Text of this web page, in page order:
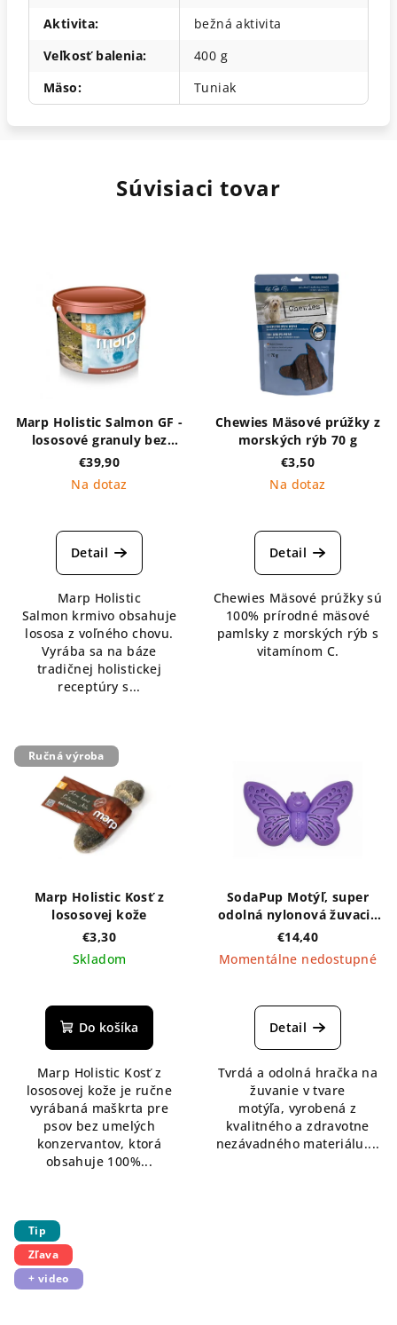
Aktivita:
bežná aktivita
Veľkosť balenia:
400 g
Mäso: Tuniak
Súvisiaci tovar
Marp Holistic Salmon GF -
lososové granuly bez
obilnín v zásobníku 4kg
€39,90
Na dotaz
Detail
Marp Holistic
Salmon krmivo obsahuje
lososa z voľného chovu.
Vyrába sa na báze
tradičnej holistickej
receptúry s...
Chewies Mäsové prúžky z
morských rýb 70 g
€3,50
Na dotaz
Detail
Chewies Mäsové prúžky sú
100% prírodné mäsové
pamlsky z morských rýb s
vitamínom C.
Ručná výroba
Marp Holistic Kosť z
lososovej kože
€3,30
Skladom
Do košíka
Marp Holistic Kosť z
lososovej kože je ručne
vyrábaná maškrta pre
psov bez umelých
konzervantov, ktorá
obsahuje 100%...
SodaPup Motýľ, super
odolná nylonová žuvacia
hračka - fialová
€14,40
Momentálne nedostupné
Detail
Tvrdá a odolná hračka na
žuvanie v tvare
motýľa, vyrobená z
kvalitného a zdravotne
nezávadného materiálu....
Tip
Zľava
+ video